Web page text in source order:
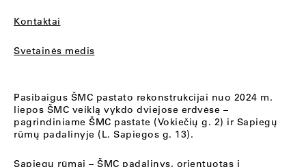
Kontaktai
Svetainės medis
Pasibaigus ŠMC pastato rekonstrukcijai nuo 2024 m.
liepos ŠMC veiklą vykdo dviejose erdvėse –
pagrindiniame ŠMC pastate (Vokiečių g. 2) ir Sapiegų
rūmų padalinyje (L. Sapiegos g. 13).
Sapiegų rūmai – ŠMC padalinys, orientuotas į